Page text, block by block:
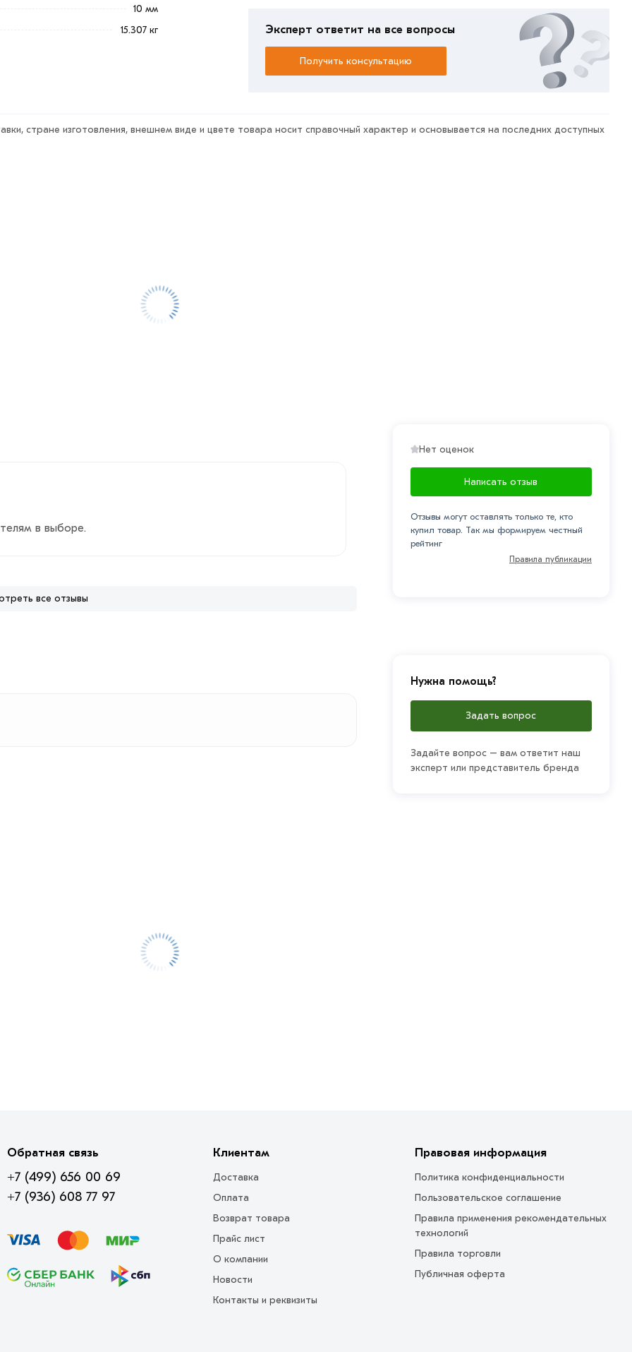
10 мм
15.307 кг Эксперт ответит на все вопросы
Получить консультацию
стране изготовления, внешнем виде и цвете товара носит справочный характер и основывается на последних доступных
в выборе.
все отзывы
Нет оценок
Написать отзыв
Отзывы могут оставлять только те, кто
купил товар. Так мы формируем честный
рейтинг
Правила публикации
Нужна помощь?
Задать вопрос
Задайте вопрос – вам ответит наш
эксперт или представитель бренда
Обратная связь
+7 (499) 656 00 69
+7 (936) 608 77 97
Клиентам
Доставка
Оплата
Возврат товара
Прайс лист
О компании
Новости
Контакты и реквизиты
Правовая информация
Политика конфиденциальности
Пользовательское соглашение
Правила применения рекомендательных
технологий
Правила торговли
Публичная оферта